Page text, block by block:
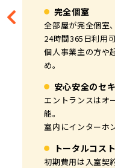
完全個室
全部屋が完全個室
24時間365日利用可
個人事業主の方や
め。
安心安全のセ
エントランスはオ
能。
室内にインターホ
トータルコス
初期費用は入室契
完全個室
全部屋が完全個室
24時間365日利用可
起業されたばかり
方におすすめ。
安心安全のセ
エントランスはオ
能。
室内にインターホ
トータルコス
初期費用は入室契
完全個室
全部屋が完全個室
24時間365日利用可
窓が大きな個室！
すすめ。
安心安全のセ
エントランスはオ
能。
室内にインターホ
トータルコス
初期費用は入室契
完全個室
全部屋が完全個室
24時間365日利用可
窓が4枚ある角部
室。
安心安全のセ
エントランスはオ
能。
室内にインターホ
トータルコス
初期費用は入室契
完全個室
全部屋が完全個室
24時間365日利用可
法人や士業事務所
すすめ。
安心安全のセ
エントランスはオ
能。
室内にインターホ
トータルコス
初期費用は入室契
完全個室
全部屋が完全個室
24時間365日利用可
窓が大きくて明る
利用におすすめ。
安心安全のセ
エントランスはオ
能。
室内にインターホ
トータルコス
初期費用は入室契
完全個室
全部屋が完全個室
24時間365日利用可
本社としてはもち
でもおすすめ。
安心安全のセ
エントランスはオ
能。
室内にインターホ
トータルコス
初期費用は入室契
完全個室
全部屋が完全個室
24時間365日利用可
約30㎡ある個室で
おすすめ。
安心安全のセ
エントランスはオ
能。
室内にインターホ
トータルコス
初期費用は入室契